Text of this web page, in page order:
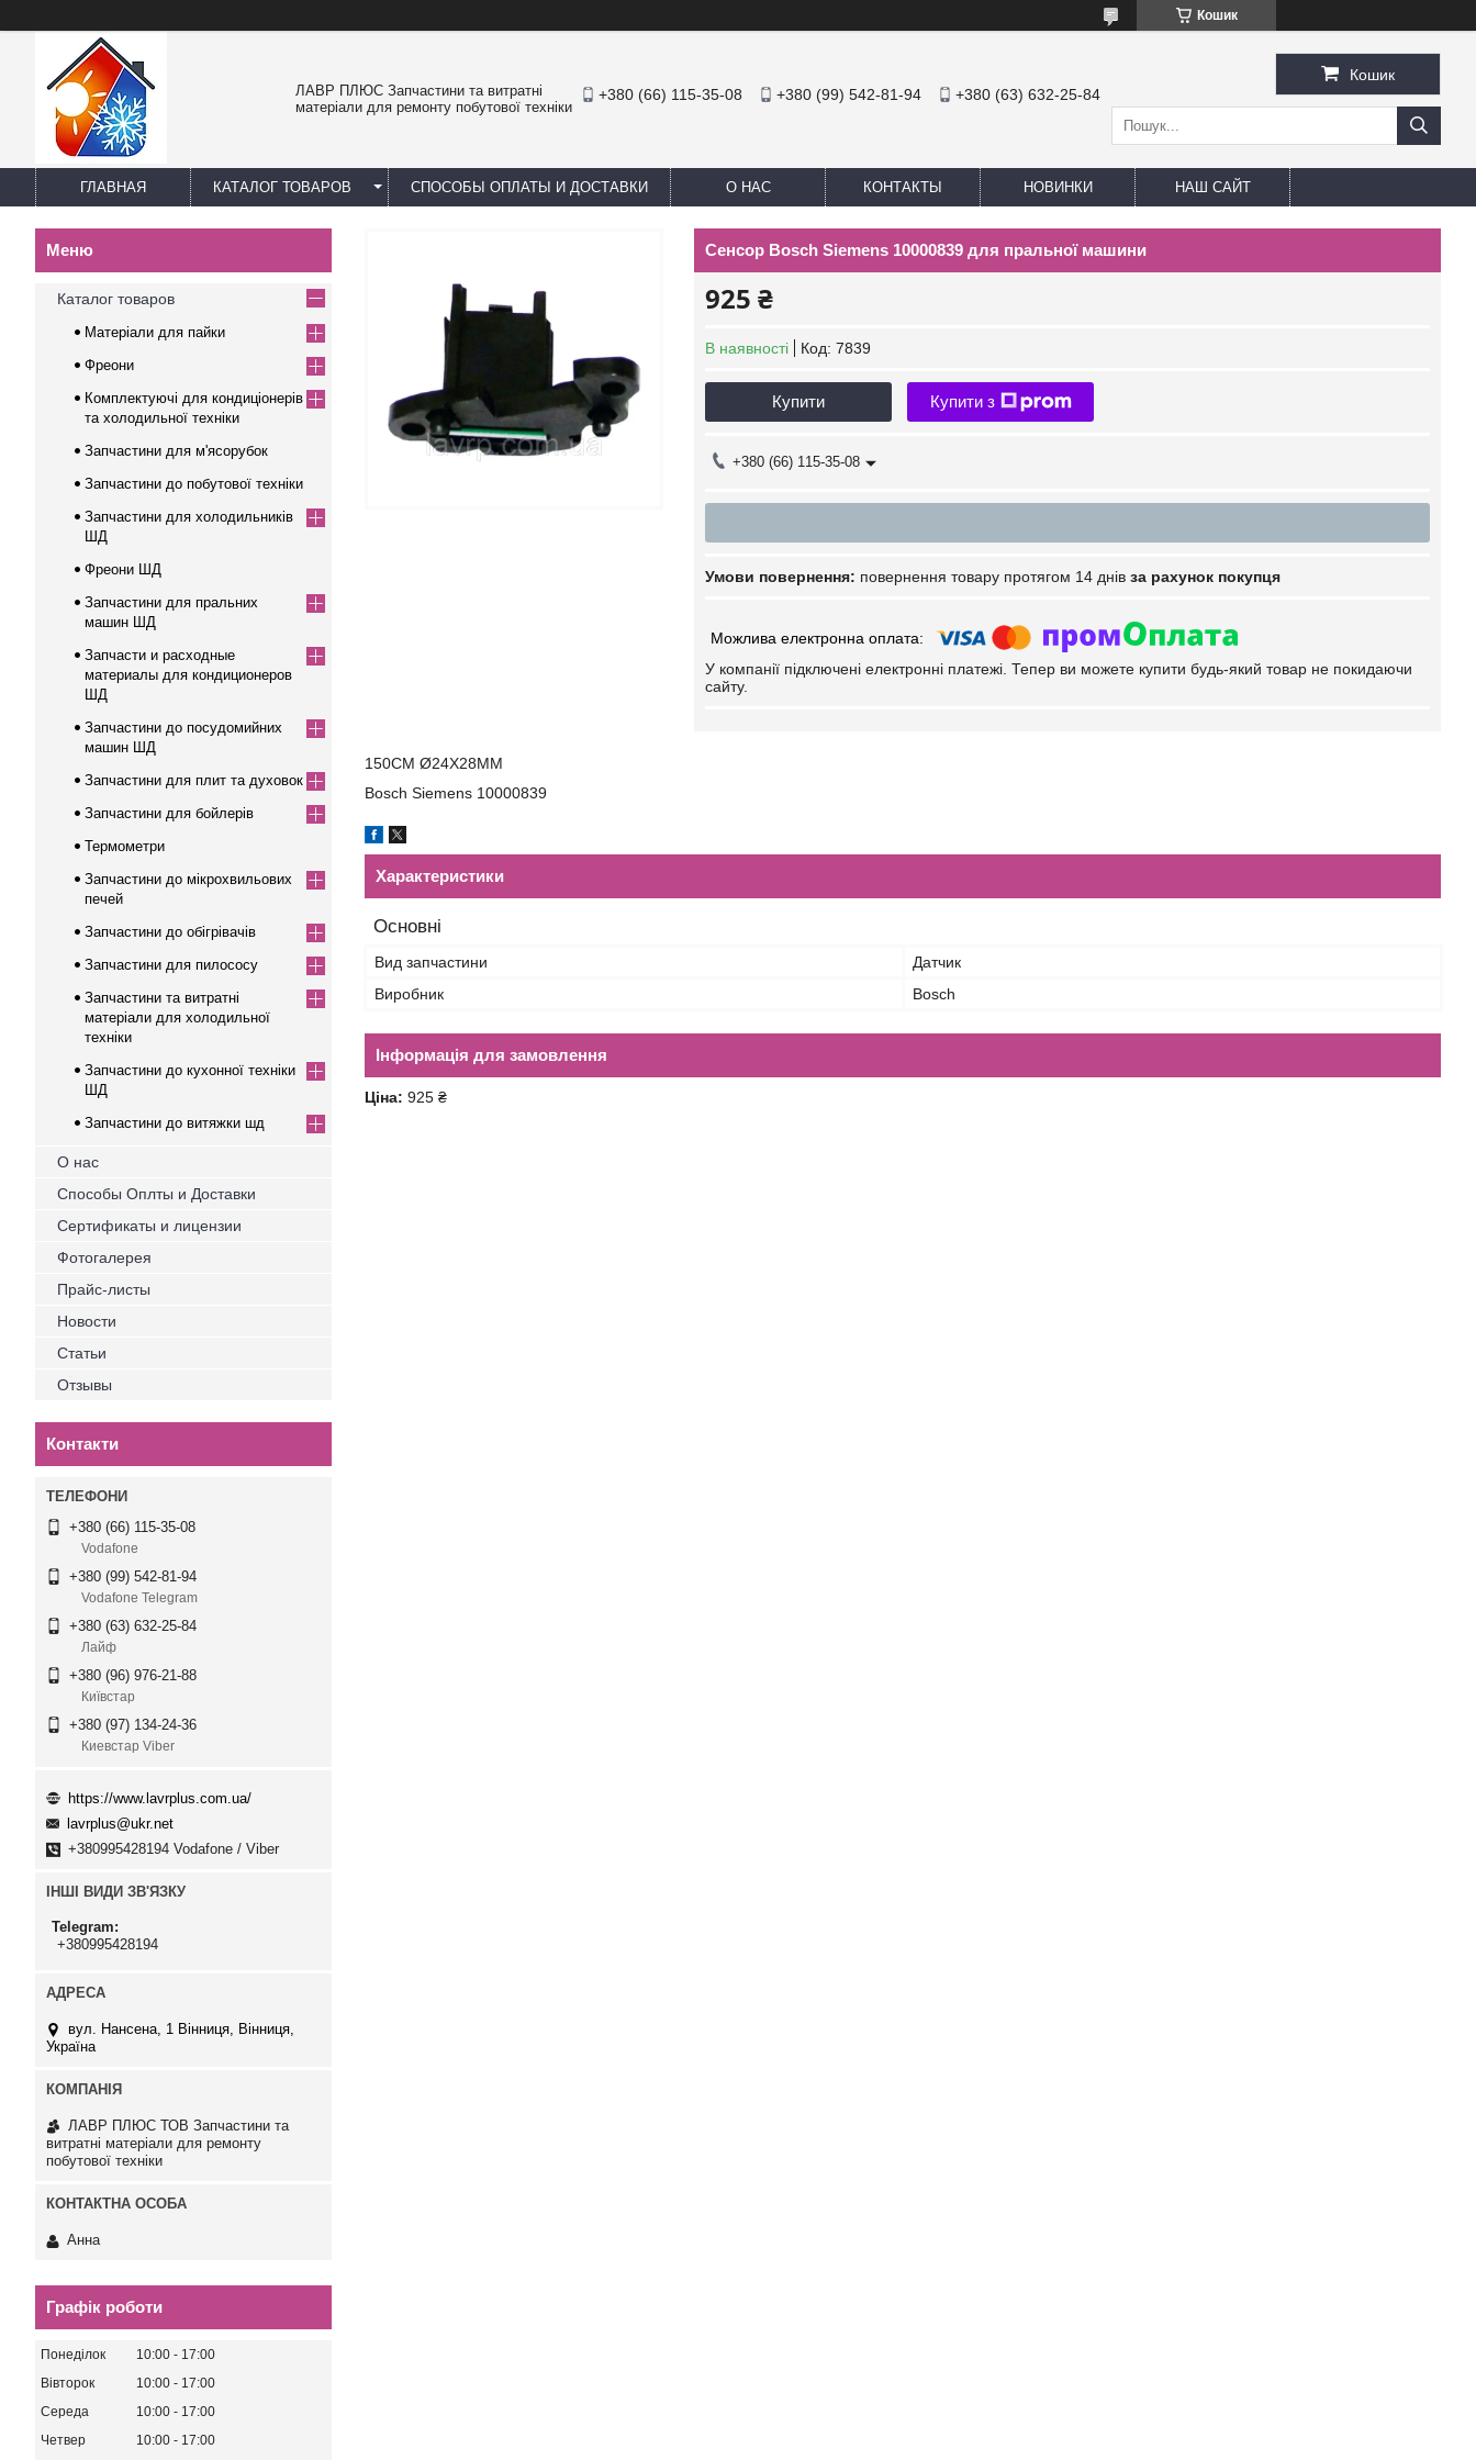
Кошик
ЛАВР ПЛЮС Запчастини та витратні
матеріали для ремонту побутової техніки
+380 (66) 115-35-08 +380 (99) 542-81-94 +380 (63) 632-25-84
Кошик
ГЛАВНАЯ КАТАЛОГ ТОВАРОВ СПОСОБЫ ОПЛАТЫ И ДОСТАВКИ О НАС КОНТАКТЫ НОВИНКИ НАШ САЙТ
Сенсор Bosch Siemens 10000839 для пральної машини
925 ₴
В наявності Код: 7839
Купити Купити з
+380 (66) 115-35-08
повернення товару протягом 14 днів за рахунок покупця
У компанії підключені електронні платежі. Тепер ви можете купити будь-який товар не покидаючи
сайту.
150CM Ø24X28MM
Bosch Siemens 10000839
Характеристики
Основні
Вид запчастини
Датчик
Виробник
Bosch
Інформація для замовлення
Ціна: 925 ₴
Каталог товаров
Матеріали для пайки
Фреони
Комплектуючі для кондиціонерів
та холодильної техніки
Запчастини для м'ясорубок
Запчастини до побутової техніки
Запчастини для холодильників
ШД
Фреони ШД
Запчастини для пральних
машин ШД
Запчасти и расходные
материалы для кондиционеров
ШД
Запчастини до посудомийних
машин ШД
Запчастини для плит та духовок
Запчастини для бойлерів
Термометри
Запчастини до мікрохвильових
печей
Запчастини до обігрівачів
Запчастини для пилососу
Запчастини та витратні
матеріали для холодильної
техніки
Запчастини до кухонної техніки
ШД
Запчастини до витяжки шд
О нас
Способы Оплты и Доставки
Сертификаты и лицензии
Фотогалерея
Прайс-листы
Новости
Статьи
Отзывы
Контакти
+380 (66) 115-35-08
Vodafone
+380 (99) 542-81-94
Vodafone Telegram
+380 (63) 632-25-84
Лайф
+380 (96) 976-21-88
Київстар
+380 (97) 134-24-36
Киевстар Viber
https://www.lavrplus.com.ua/
lavrplus@ukr.net
+380995428194 Vodafone / Viber
ІНШІ ВИДИ ЗВ'ЯЗКУ
Telegram
+380995428194
вул. Нансена, 1 Вінниця, Вінниця,
Україна
ЛАВР ПЛЮС ТОВ Запчастини та
витратні матеріали для ремонту
побутової техніки
Анна
Графік роботи
Понеділок 10:00
17:00
Вівторок
10:00
17:00
Середа
10:00
17:00
Четвер
10:00 17:00